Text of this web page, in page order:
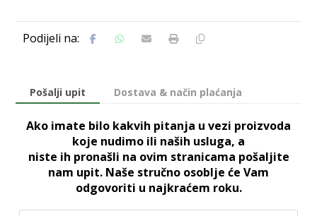
Pošalji upit Dostava & način plaćanja
Ako imate bilo kakvih pitanja u vezi proizvoda
koje nudimo ili naših usluga, a
niste ih pronašli na ovim stranicama pošaljite
nam upit. Naše stručno osoblje će Vam
odgovoriti u najkraćem roku.